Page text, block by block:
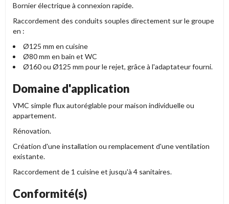
Bornier électrique à connexion rapide.
Raccordement des conduits souples directement sur le groupe
en :
Ø125 mm en cuisine
Ø80 mm en bain et WC
Ø160 ou Ø125 mm pour le rejet, grâce à l'adaptateur fourni.
Domaine d'application
VMC simple flux autoréglable pour maison individuelle ou
appartement.
Rénovation.
Création d'une installation ou remplacement d'une ventilation
existante.
Raccordement de 1 cuisine et jusqu'à 4 sanitaires.
Conformité(s)